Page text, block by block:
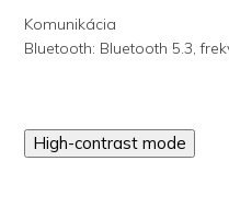
Komunikácia
Bluetooth: Bluetooth 5.3,
High-contrast mode